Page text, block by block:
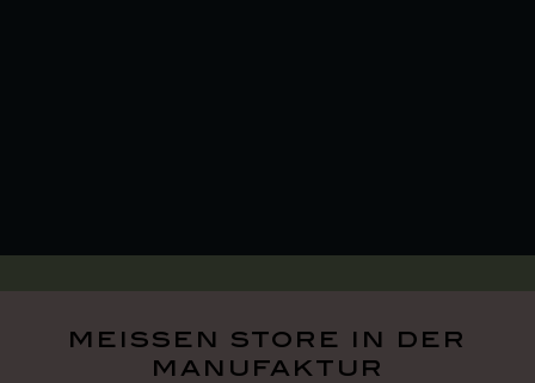
meissen store in der
manufaktur